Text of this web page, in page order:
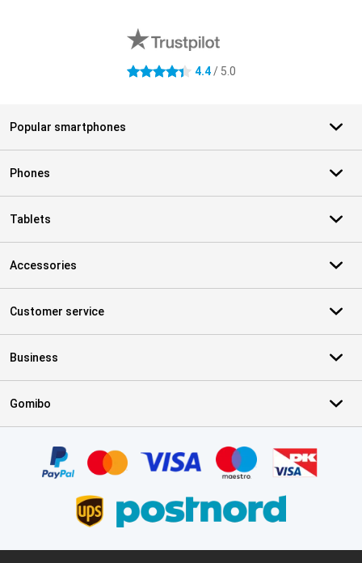
4.4 stars 4.4/ 5.0
Popular smartphones
Phones
Tablets
Accessories
Customer service
Business
Gomibo